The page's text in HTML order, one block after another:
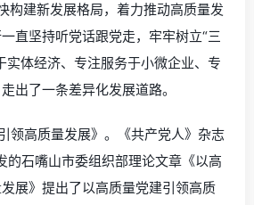
构建新发展格局，着力推动高质量发
直坚持听党话跟党走，牢牢树立“三
实体经济、专注服务于小微企业、专
出了一条差异化发展道路。
领高质量发展》。《共产党人》杂志
的石嘴山市委组织部理论文章《以高
展》提出了以高质量党建引领高质